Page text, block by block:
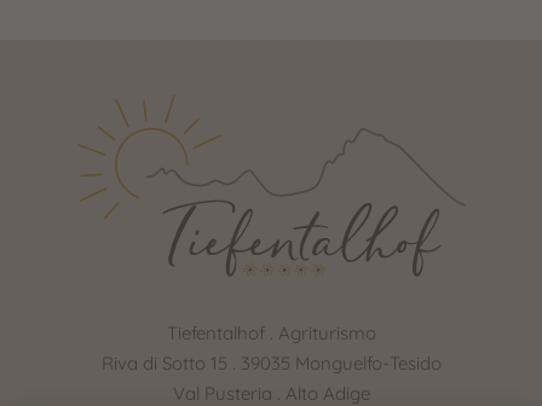
Tiefentalhof . Agriturismo
Riva di Sotto 15 . 39035 Monguelfo-Tesido
Val Pusteria . Alto Adige